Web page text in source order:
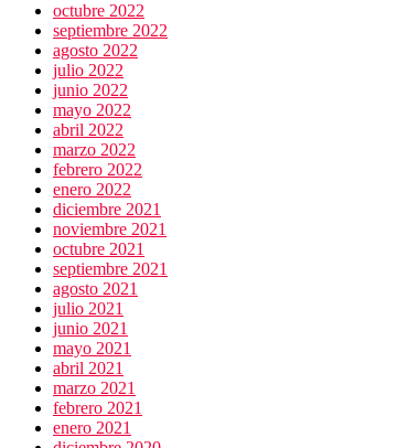
octubre 2022
septiembre 2022
agosto 2022
julio 2022
junio 2022
mayo 2022
abril 2022
marzo 2022
febrero 2022
enero 2022
diciembre 2021
noviembre 2021
octubre 2021
septiembre 2021
agosto 2021
julio 2021
junio 2021
mayo 2021
abril 2021
marzo 2021
febrero 2021
enero 2021